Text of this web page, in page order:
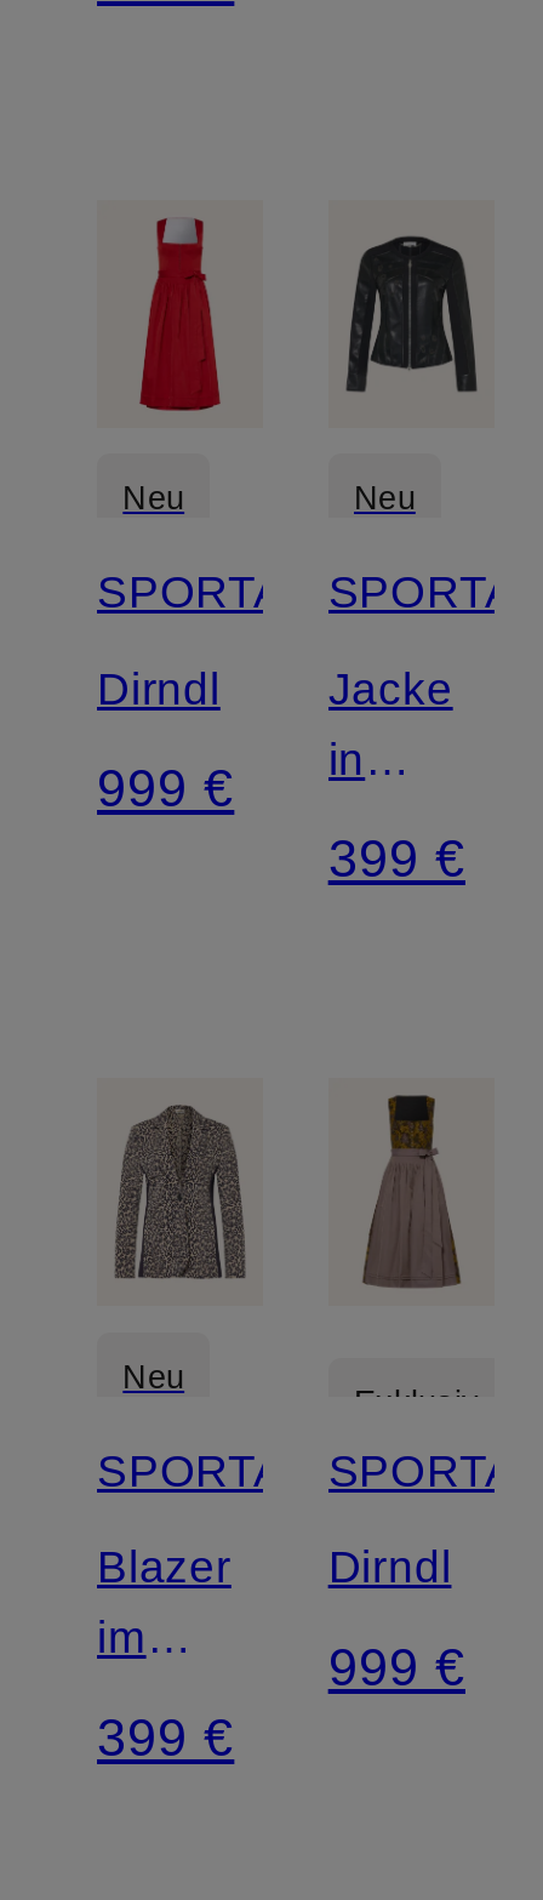
Neu
SPORTALM
Dirndl
999 €
Neu
Jacke
in
399 €
Neu
SPORTALM
Blazer
im
Materialmix
399 €
Exklusiv
Dirndl
999 €